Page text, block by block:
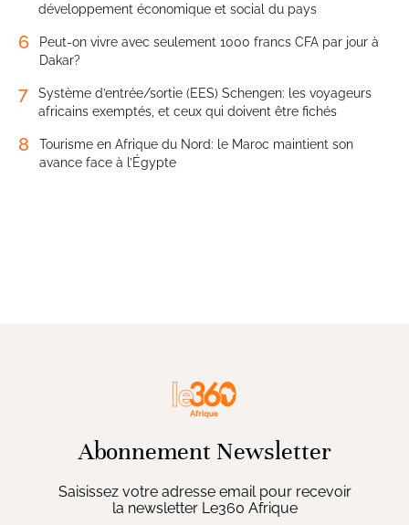
développement économique et social du pays
6
Peut-on vivre avec seulement 1000 francs CFA par jour à
Dakar?
7
Système d’entrée/sortie (EES) Schengen: les voyageurs
africains exemptés, et ceux qui doivent être fichés
8
Tourisme en Afrique du Nord: le Maroc maintient son
avance face à l’Égypte
Abonnement Newsletter
Saisissez votre adresse email pour recevoir
la newsletter Le360 Afrique